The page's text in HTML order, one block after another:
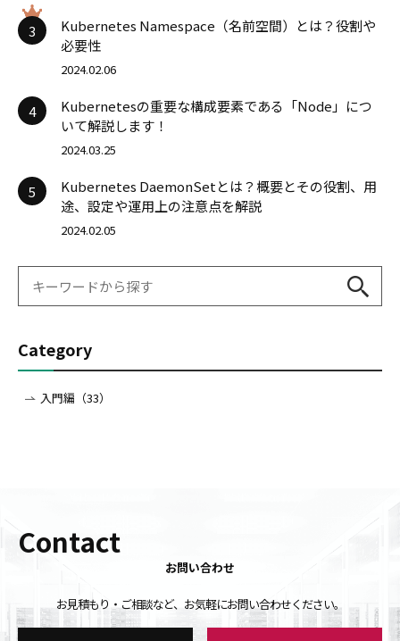
3
Kubernetes Namespace（名前空間）とは？役割や
必要性
2024.02.06
4
Kubernetesの重要な構成要素である「Node」につ
いて解説します！
2024.03.25
5
Kubernetes DaemonSetとは？概要とその役割、用
途、設定や運用上の注意点を解説
2024.02.05
Category
入門編（33）
Contact
お問い合わせ
お見積もり・ご相談など、お気軽にお問い合わせください。